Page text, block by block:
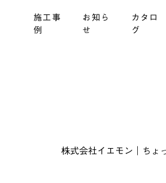
施工事
例
お知ら
せ
カタロ
グ
株式会社イエモン｜ちょ